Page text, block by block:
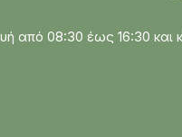
από 08:30 έως 16:30